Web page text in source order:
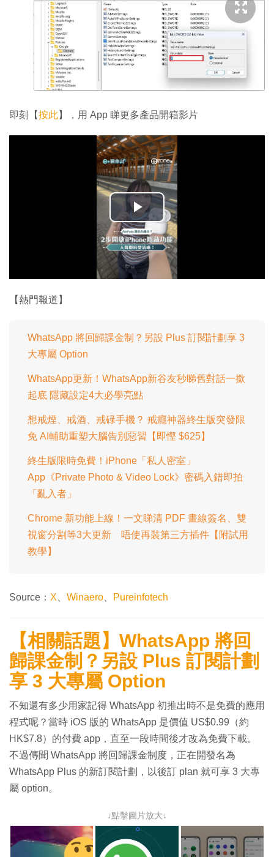
即刻【按此】，用 App 睇更多產品開箱影片
播
放
影
【熱門報道】
WhatsApp 將回歸課金制？另設 Plus 訂閱計劃享 3
大專屬 Option
WhatsApp更新！WhatsApp新谷友秒睇舊對話一撳
起底 隱藏設定4大必學亮點
想戒煙、戒酒、戒碌手機？ 戒癮神器終生版突發限
免 AI輔助重塑大腦告別惡習【即慳 $625】
終生版限時免費！iPhone「私人密室」
App《Private Photo & Video Lock》密碼入錯即拍
「亂入者」
Chrome 新功能上線！一文睇清 PDF 畫線簽名、雙
視窗分割等3大更新 唔使再裝第三方插件【附試用
教學】
Source： X Winaero Pureinfotech
【相關話題】WhatsApp 將回
歸課金制？另設 Plus 訂閱計劃
享 3 大專屬 Option
不知還有多少用家記得 WhatsApp 初推出時不是免費的應用
程式呢？當時 iOS 版的 WhatsApp 是價值 US$0.99（約
HK$7.8）的付費 app，直至一段時間後才改為免費下載。
不過傳聞 WhatsApp 將回歸課金制度，正在開發名為
WhatsApp Plus 的新訂閱計劃，以後訂 plan 就可享 3 大專
屬 option。
↓點擊圖片放大↓